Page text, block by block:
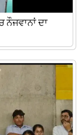
ਨੌਜਵਾਨਾਂ ਦਾ